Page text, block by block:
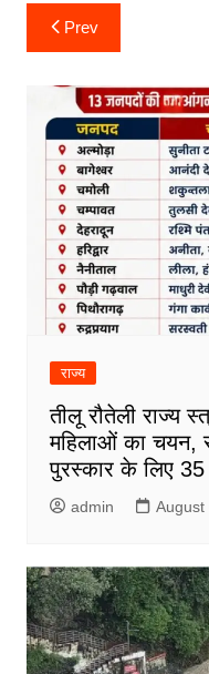
Post
navigation
Prev
राज्य
तीलू रौतेली राज्य
महिलाओं का चयन,
पुरस्कार के लिए 35
admin August